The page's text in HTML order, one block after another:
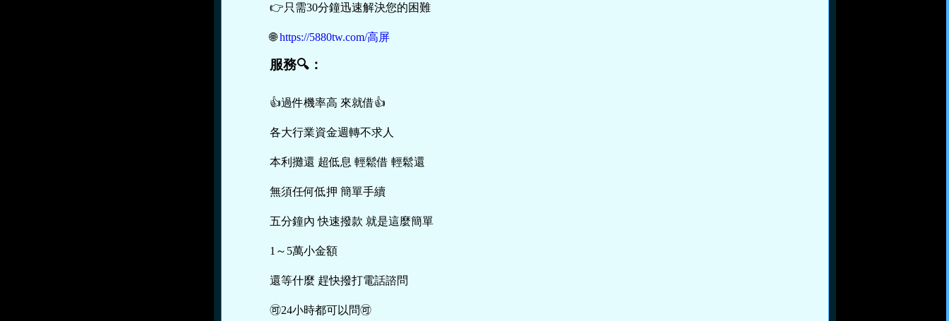
👉只需30分鐘迅速解決您的困難
🌐https://5880tw.com/高屏
服務🔍：
👍過件機率高 來就借👍
各大行業資金週轉不求人
本利攤還 超低息 輕鬆借 輕鬆還
無須任何低押 簡單手續
五分鐘內 快速撥款 就是這麼簡單
1～5萬小金額
還等什麼 趕快撥打電話諮問
🉑️24小時都可以問🉑️